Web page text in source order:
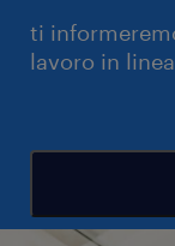
ti
lavoro in